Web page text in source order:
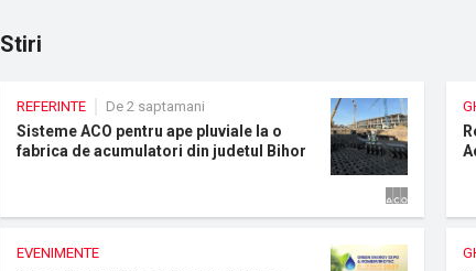
Stiri
REFERINTE De 2 saptamani
Sisteme ACO pentru ape pluviale la o
fabrica de acumulatori din judetul Bihor
EVENIMENTE